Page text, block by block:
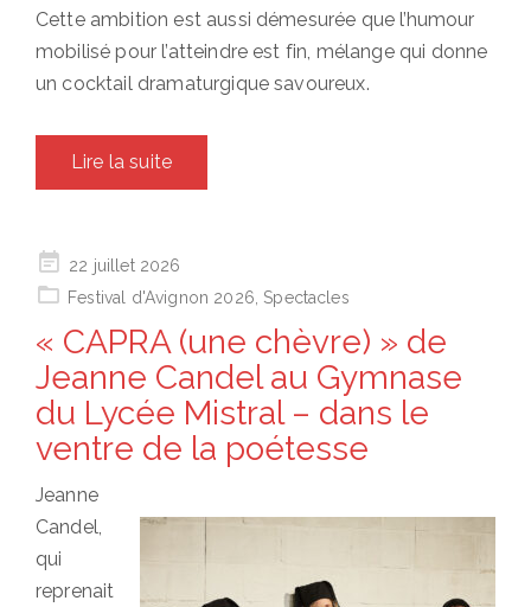
Cette ambition est aussi démesurée que l’humour
mobilisé pour l’atteindre est fin, mélange qui donne
un cocktail dramaturgique savoureux.
Lire la suite
Posted
on
22 juillet 2026
Festival d'Avignon 2026 Spectacles
« CAPRA (une chèvre) » de
Jeanne Candel au Gymnase
du Lycée Mistral – dans le
ventre de la poétesse
Jeanne
Candel,
qui
reprenait